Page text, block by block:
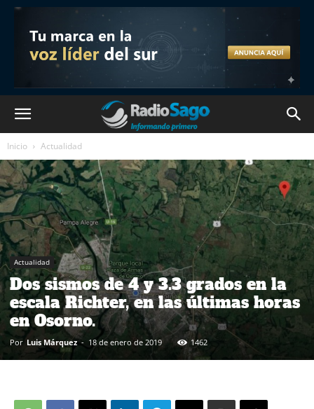
Inicio Actualidad
Actualidad
Dos sismos de 4 y 3.3 grados en la
escala Richter, en las últimas horas
en Osorno.
Por Luis Márquez - 18 de enero de 2019 1462